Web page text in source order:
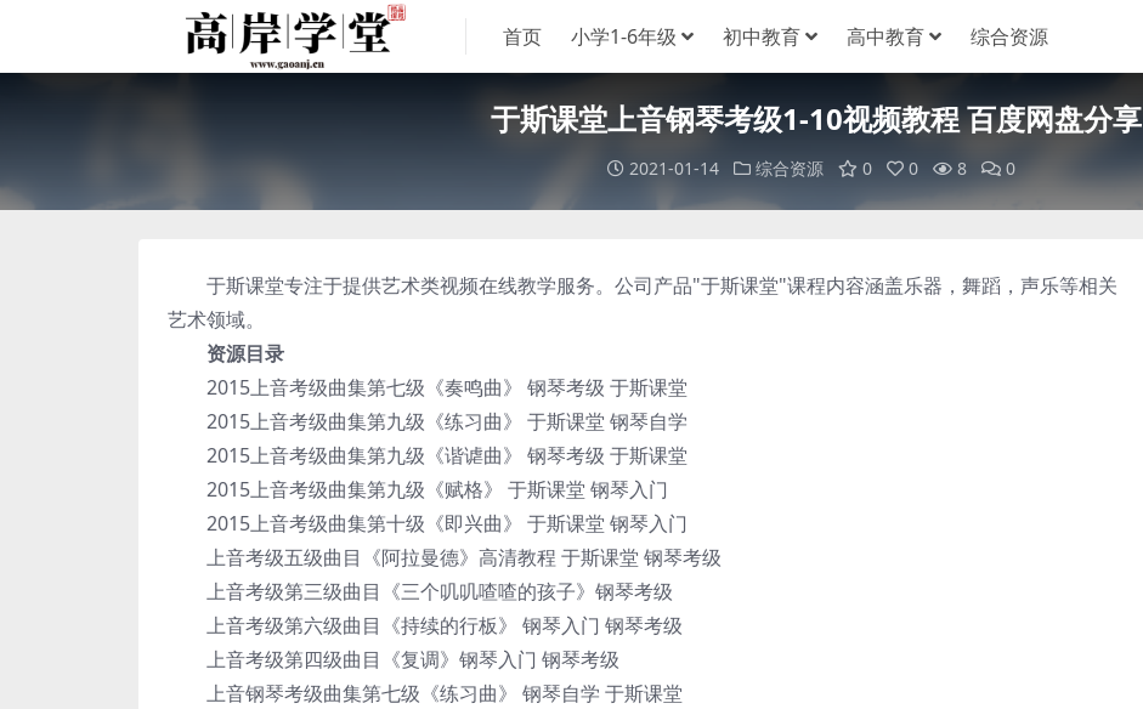
首页 小学1-6年级 初中教育 高中教育 综合资源
于斯课堂上音钢琴考级1-10视频教程 百度网盘分享
2021-01-14 综合资源 0 0 8 0
于斯课堂专注于提供艺术类视频在线教学服务。公司产品"于斯课堂"课程内容涵盖乐器，舞蹈，声乐等相关
艺术领域。
资源目录
2015上音考级曲集第七级《奏鸣曲》 钢琴考级 于斯课堂
2015上音考级曲集第九级《练习曲》 于斯课堂 钢琴自学
2015上音考级曲集第九级《谐谑曲》 钢琴考级 于斯课堂
2015上音考级曲集第九级《赋格》 于斯课堂 钢琴入门
2015上音考级曲集第十级《即兴曲》 于斯课堂 钢琴入门
上音考级五级曲目《阿拉曼德》高清教程 于斯课堂 钢琴考级
上音考级第三级曲目《三个叽叽喳喳的孩子》钢琴考级
上音考级第六级曲目《持续的行板》 钢琴入门 钢琴考级
上音考级第四级曲目《复调》钢琴入门 钢琴考级
上音钢琴考级曲集第七级《练习曲》 钢琴自学 于斯课堂